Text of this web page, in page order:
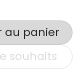
au panier
souhaits